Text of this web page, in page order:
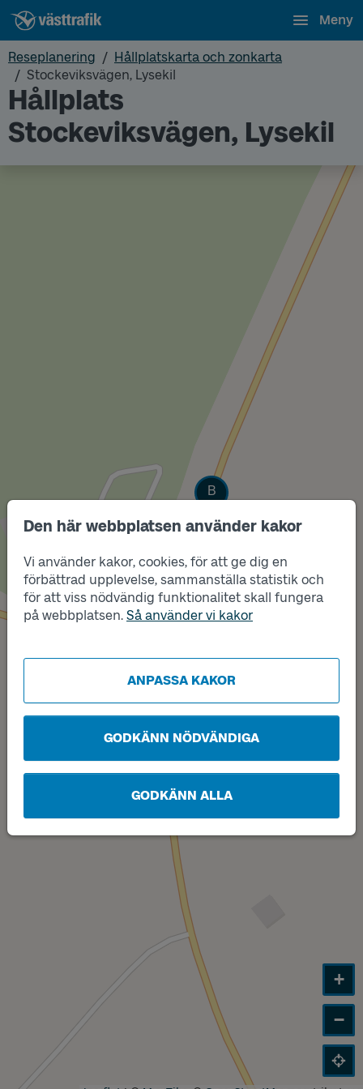
Den här webbplatsen använder kakor
Vi använder kakor, cookies, för att ge dig en
förbättrad upplevelse, sammanställa statistik och
för att viss nödvändig funktionalitet skall fungera
på webbplatsen. Så använder vi kakor
ANPASSA KAKOR
GODKÄNN NÖDVÄNDIGA
GODKÄNN ALLA
Meny
Reseplanering
Hållplatskarta och zonkarta
Stockeviksvägen, Lysekil
Hållplats
Stockeviksvägen, Lysekil
Läge
A
Läge
B
+
−